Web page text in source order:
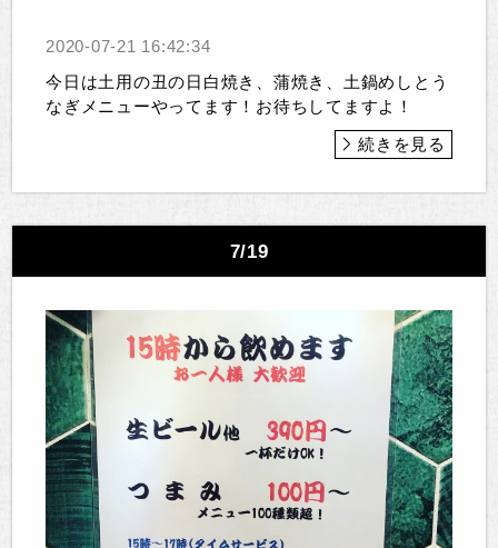
2020-07-21 16:42:34
今日は土用の丑の日白焼き、蒲焼き、土鍋めしとう
なぎメニューやってます！お待ちしてますよ！
続きを見る
7/19